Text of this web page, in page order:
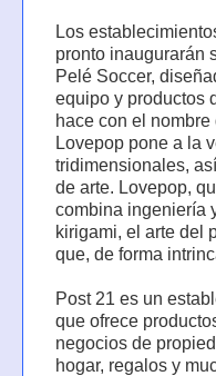
Los
pronto inaugurarán
Pelé Soccer,
equipo y productos
hace con el
Lovepop pone a la
tridimensionales,
de arte. Lovepop,
combina ingeniería
kirigami, el arte del
que, de forma
Post 21 es un
que ofrece
negocios de
hogar, regalos y